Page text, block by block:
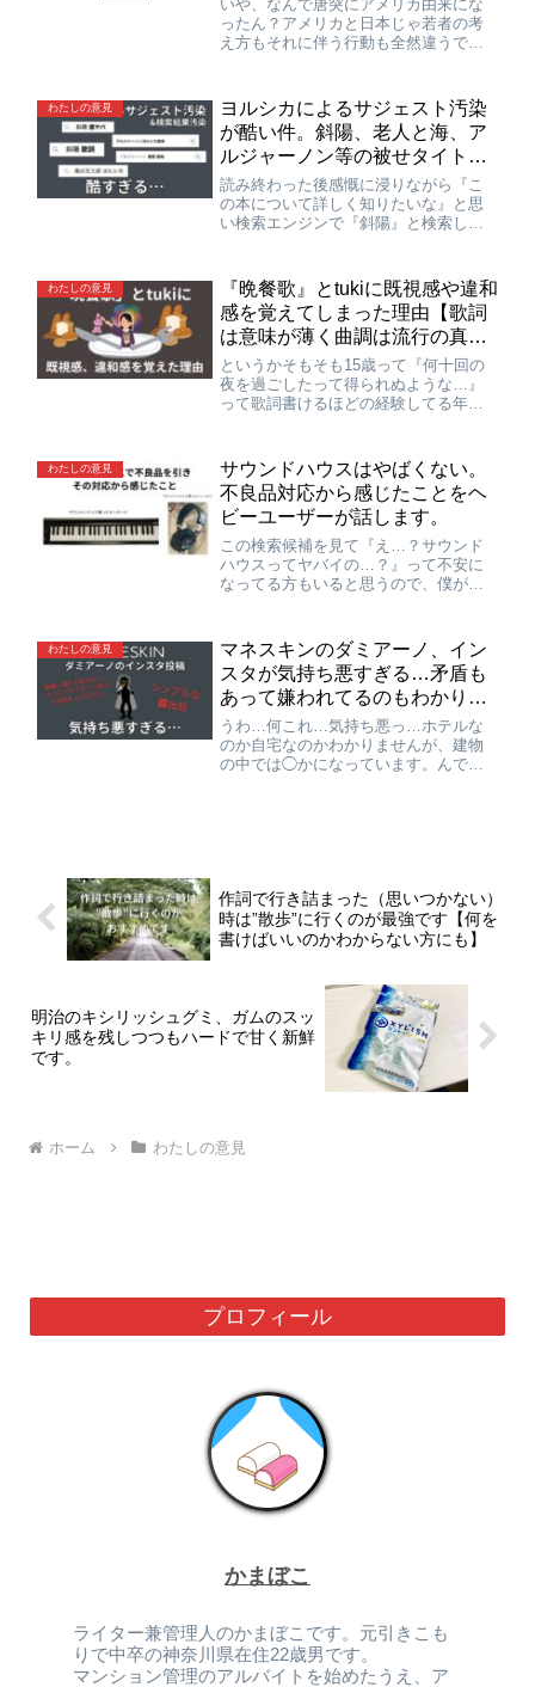
いや、なんで唐突にアメリカ由来にな
ったん？アメリカと日本じゃ若者の考
え方もそれに伴う行動も全然違うでし
を使っている人は若者に対してああだ
こうだ言いたいだけで、言葉そのもの
の意味とかは全く考慮していないよう
に見え…
わたしの意見
ヨルシカによるサジェスト汚染
が酷い件。斜陽、老人と海、ア
ルジャーノン等の被せタイトル
やめろよ…
読み終わった後感慨に浸りながら『こ
の本について詳しく知りたいな』と思
い検索エンジンで『斜陽』と検索しま
かりが目に入ってきました。いやぁ…
嫌だななんか。僕はただ純粋に太宰治
の斜陽についてのみ知見を広げたいの
に…
わたしの意見
『晩餐歌』とtukiに既視感や違和
感を覚えてしまった理由【歌詞
は意味が薄く曲調は流行の真
似】
というかそもそも15歳って『何十回の
夜を過ごしたって得られぬような…』
って歌詞書けるほどの経験してる年齢
らね たまには違うものも食べたい
ね』って歌詞を書く15歳が本当にいる
んだとしたら、言っちゃ悪いけど気持
ち悪…
わたしの意見
サウンドハウスはやばくない。
不良品対応から感じたことをヘ
ビーユーザーが話します。
この検索候補を見て『え…？サウンド
ハウスってヤバイの…？』って不安に
なってる方もいると思うので、僕が自
ます。
わたしの意見
マネスキンのダミアーノ、イン
スタが気持ち悪すぎる…矛盾も
あって嫌われてるのもわかりま
す。
うわ…何これ…気持ち悪っ…ホテルな
のか自宅なのかわかりませんが、建物
の中では◯かになっています。んであ
作詞で行き詰まった（思いつかない）
時は”散歩”に行くのが最強です【何を
書けばいいのかわからない方にも】
明治のキシリッシュグミ、ガムのスッ
キリ感を残しつつもハードで甘く新鮮
です。
ホーム わたしの意見
プロフィール
かまぼこ
ライター兼管理人のかまぼこです。元引きこも
りで中卒の神奈川県在住22歳男です。
マンション管理のアルバイトを始めたうえ、ア